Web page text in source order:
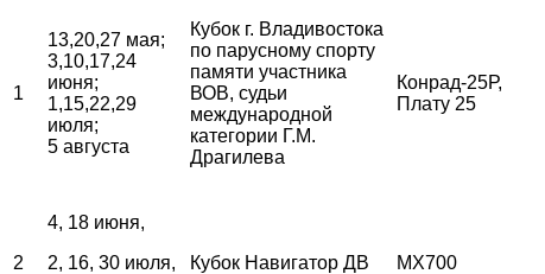
1
13,20,27 мая;
3,10,17,24
июня;
1,15,22,29
июля;
5 августа
Кубок г. Владивостока
по парусному спорту
памяти участника
ВОВ, судьи
международной
категории Г.М.
Драгилева
Конрад-25Р,
Плату 25
2
4, 18 июня,
2, 16, 30 июля,
Кубок Навигатор ДВ MX700